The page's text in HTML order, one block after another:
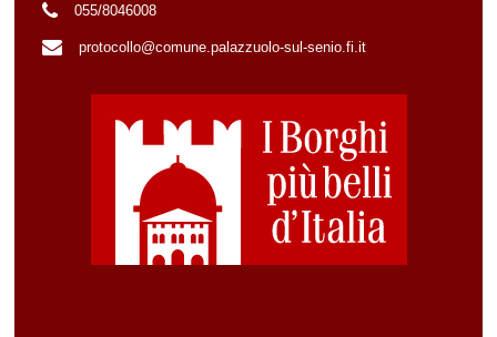
055/8046008
protocollo@comune.palazzuolo-sul-senio.fi.it